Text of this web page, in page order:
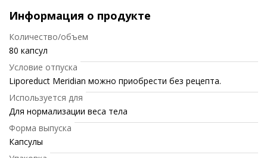
Информация о продукте
Количество/объем
80 капсул
Условие отпуска
Liporeduct Meridian можно приобрести без рецепта.
Используется для
Для нормализации веса тела
Форма выпуска
Капсулы